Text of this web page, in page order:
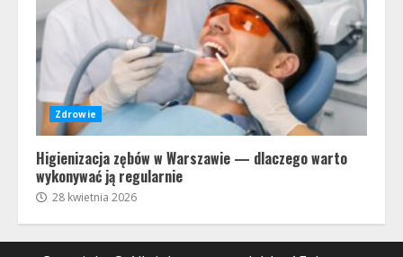
Zdrowie
Higienizacja zębów w Warszawie — dlaczego warto
wykonywać ją regularnie
28 kwietnia 2026